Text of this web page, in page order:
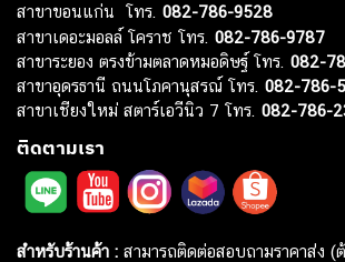
สาขาขอนแก่น โทร. 082-786-9528
สาขาเดอะมอลล์ โคราช โทร. 082-786-9787
สาขาระยอง ตรงข้ามตลาดหมอดิษฐ์ โทร. 082-
สาขาอุดรธานี ถนนโภคานุสรณ์ โทร. 082-786-
สาขาเชียงใหม่ สตาร์เอวีนิว 7 โทร. 082-786-
ติดตามเรา
สำหรับร้านค้า : สามารถติดต่อสอบถามราคาส่ง (